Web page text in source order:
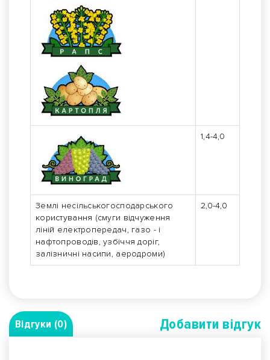
1,4-4,0
Землі несільськогосподарського
користування (смуги відчуження
ліній електропередач, газо - і
нафтопроводів, узбіччя доріг,
залізничні насипи, аеродроми)
2,0-4,0
Відгуки (0) Добавити вiдгук